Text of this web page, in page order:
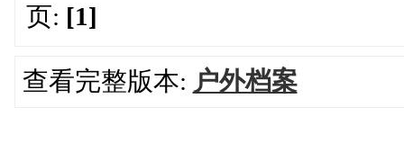
页: [1]
查看完整版本: 户外档案